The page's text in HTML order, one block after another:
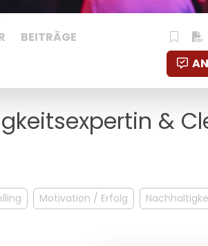
BEITRÄGE
&
Motivation / Erfolg